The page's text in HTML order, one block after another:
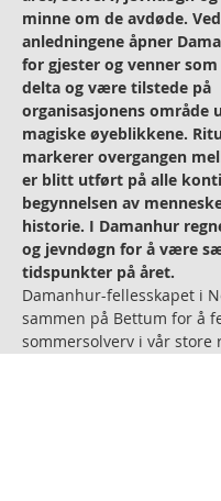
minne om de avdøde.
anledningene åpner
for gjester og venner
delta og være tilstede på
organisasjonens område
magiske øyeblikkene.
markerer overgangen
er blitt utført på alle
begynnelsen av
historie. I Damanhur
og jevndøgn for å være
tidspunkter på året.
Damanhur-fellesskapet i
sammen på Bettum for å
sommersolverv i vår store